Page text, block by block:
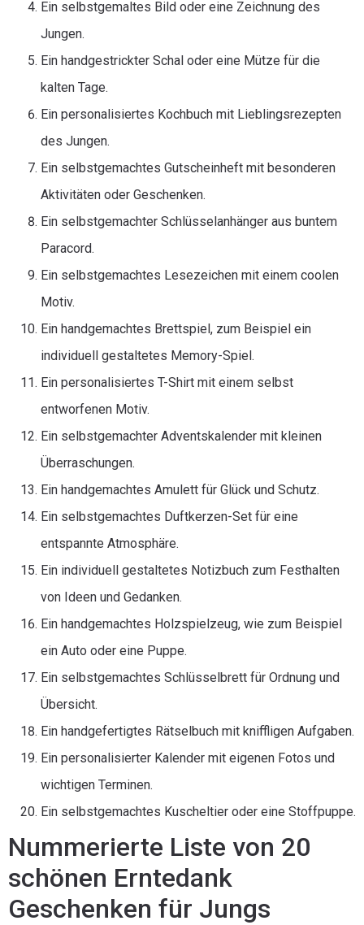
Ein selbstgemaltes Bild oder eine Zeichnung des
Jungen.
Ein handgestrickter Schal oder eine Mütze für die
kalten Tage.
Ein personalisiertes Kochbuch mit Lieblingsrezepten
des Jungen.
Ein selbstgemachtes Gutscheinheft mit besonderen
Aktivitäten oder Geschenken.
Ein selbstgemachter Schlüsselanhänger aus buntem
Paracord.
Ein selbstgemachtes Lesezeichen mit einem coolen
Motiv.
Ein handgemachtes Brettspiel, zum Beispiel ein
individuell gestaltetes Memory-Spiel.
Ein personalisiertes T-Shirt mit einem selbst
entworfenen Motiv.
Ein selbstgemachter Adventskalender mit kleinen
Überraschungen.
Ein handgemachtes Amulett für Glück und Schutz.
Ein selbstgemachtes Duftkerzen-Set für eine
entspannte Atmosphäre.
Ein individuell gestaltetes Notizbuch zum Festhalten
von Ideen und Gedanken.
Ein handgemachtes Holzspielzeug, wie zum Beispiel
ein Auto oder eine Puppe.
Ein selbstgemachtes Schlüsselbrett für Ordnung und
Übersicht.
Ein handgefertigtes Rätselbuch mit kniffligen Aufgaben.
Ein personalisierter Kalender mit eigenen Fotos und
wichtigen Terminen.
Ein selbstgemachtes Kuscheltier oder eine Stoffpuppe.
Nummerierte Liste von 20
schönen Erntedank
Geschenken für Jungs